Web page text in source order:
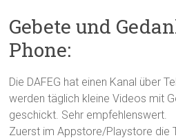
Gebete und
Phone:
Die DAFEG hat einen Kanal über
werden täglich kleine Videos mit
geschickt. Sehr empfehlenswert.
Zuerst im Appstore/Playstore die